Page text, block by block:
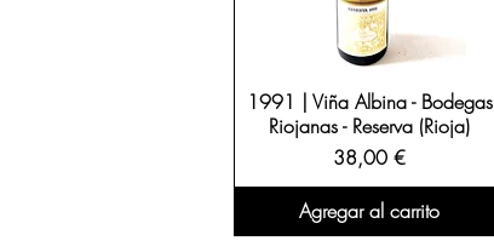
1991 | Viña Albina - Bodegas
Riojanas - Reserva (Rioja)
Precio
38,00 €
Agregar al carrito